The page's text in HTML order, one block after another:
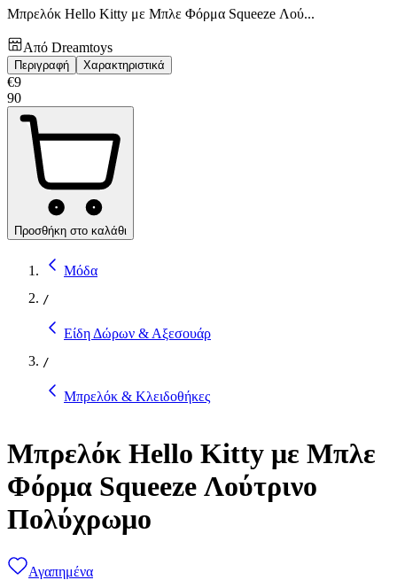
Μπρελόκ Hello Kitty με Μπλε Φόρμα Squeeze Λού...
Από Dreamtoys
Περιγραφή Χαρακτηριστικά
€9
90
Προσθήκη στο καλάθι
Μόδα
/
Είδη Δώρων & Αξεσουάρ
/
Μπρελόκ & Κλειδοθήκες
Μπρελόκ Hello Kitty με Μπλε
Φόρμα Squeeze Λούτρινο
Πολύχρωμο
Αγαπημένα